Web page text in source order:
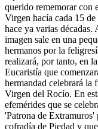
querido rememorar con
Virgen hacía cada 15
hace ya varias décadas.
imagen sale en una
hermanos por la
realizará, por tanto, en
Eucaristía que
hermandad celebrará
Virgen del Rocío. En
efemérides que se
'Patrona de Extramuros'
cofradía de Piedad y
¿Cuales son los
Quiero hacer el
En el Rocío,